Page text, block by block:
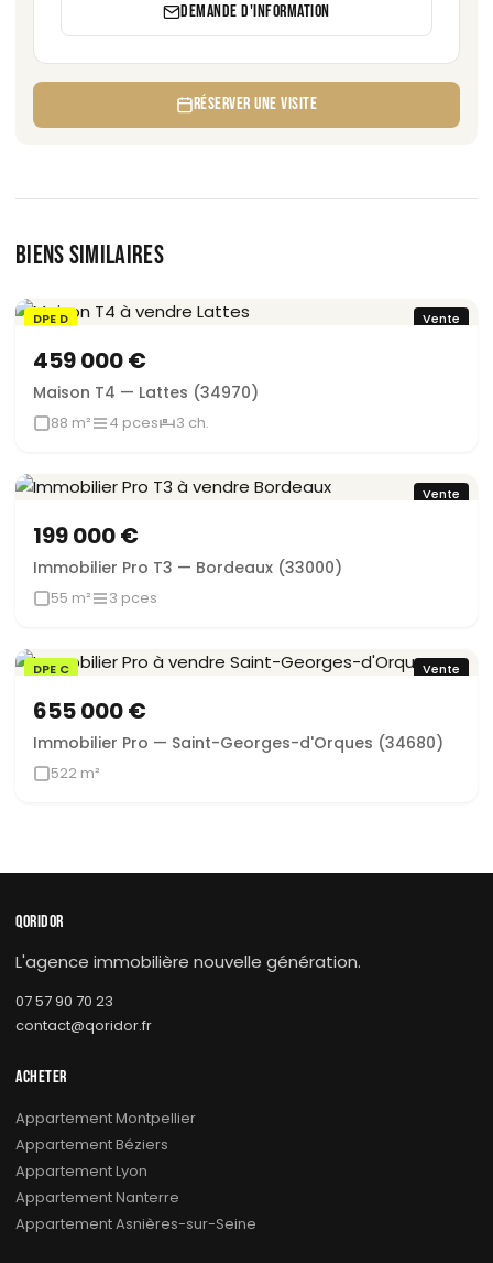
DEMANDE D'INFORMATION
RÉSERVER UNE VISITE
BIENS SIMILAIRES
DPE D
Vente
459 000 €
Maison T4 — Lattes (34970)
88 m² 4 pces 3 ch.
Vente
199 000 €
Immobilier Pro T3 — Bordeaux (33000)
55 m² 3 pces
DPE C Vente
655 000 €
Immobilier Pro — Saint-Georges-d'Orques (34680)
522 m²
QORIDOR
L'agence immobilière nouvelle génération.
07 57 90 70 23
contact@qoridor.fr
ACHETER
Appartement Montpellier
Appartement Béziers
Appartement Lyon
Appartement Nanterre
Appartement Asnières-sur-Seine